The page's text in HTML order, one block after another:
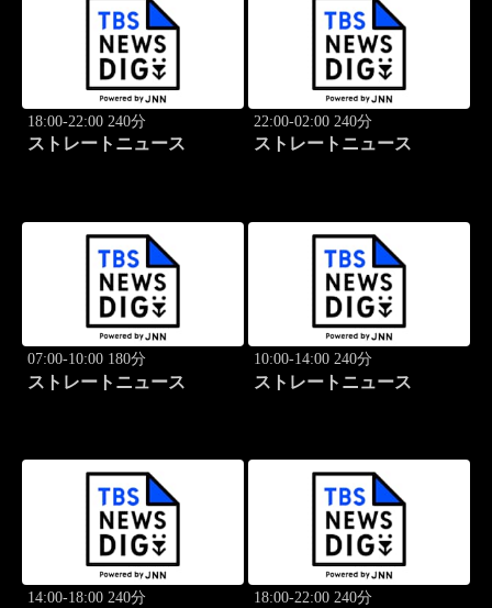
18:00-22:00 240分
ストレートニュース
22:00-02:00 240分
ストレートニュース
07:00-10:00 180分
ストレートニュース
10:00-14:00 240分
ストレートニュース
14:00-18:00 240分 18:00-22:00 240分